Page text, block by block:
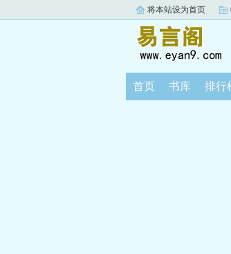
将本站设为首页
首页 书库 排行